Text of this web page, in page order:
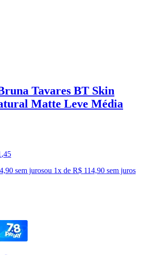
Tavares BT Skin
Matte Leve Média
,45
sem jurosou 1x de R$ 114,90 sem juros